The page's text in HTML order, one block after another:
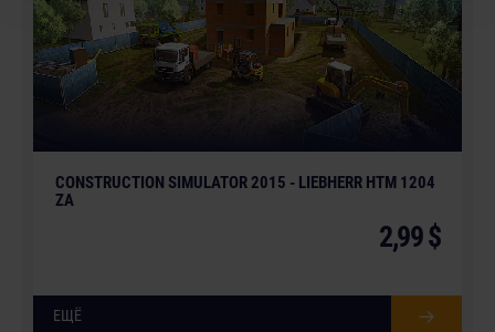
CONSTRUCTION SIMULATOR 2015 - LIEBHERR HTM 1204
ZA
2,99 $
ЕЩЁ